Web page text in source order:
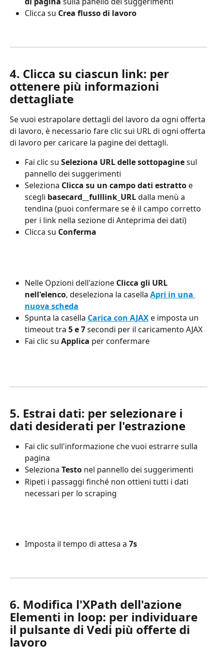
Clicca su Crea flusso di lavoro
4. Clicca su ciascun link: per
ottenere più informazioni
dettagliate
Se vuoi estrapolare dettagli del lavoro da ogni offerta
di lavoro, è necessario fare clic sui URL di ogni offerta
di lavoro per caricare la pagine dei dettagli.
Fai clic su Seleziona URL delle sottopagine sul
pannello dei suggerimenti
Seleziona Clicca su un campo dati estratto e
scegli basecard__fulllink_URL dalla menù a
tendina (puoi confermare se è il campo corretto
per i link nella sezione di Anteprima dei dati)
Clicca su Conferma
Nelle Opzioni dell'azione Clicca gli URL
nell'elenco, deseleziona la casella Apri in una
nuova scheda
Spunta la casella Carica con AJAX e imposta un
timeout tra 5 e 7 secondi per il caricamento AJAX
Fai clic su Applica per confermare
5. Estrai dati: per selezionare i
dati desiderati per l'estrazione
Fai clic sull'informazione che vuoi estrarre sulla
pagina
Seleziona Testo nel pannello dei suggerimenti
Ripeti i passaggi finché non ottieni tutti i dati
necessari per lo scraping
Imposta il tempo di attesa a 7s
6. Modifica l'XPath dell'azione
Elementi in loop: per individuare
il pulsante di Vedi più offerte di
lavoro